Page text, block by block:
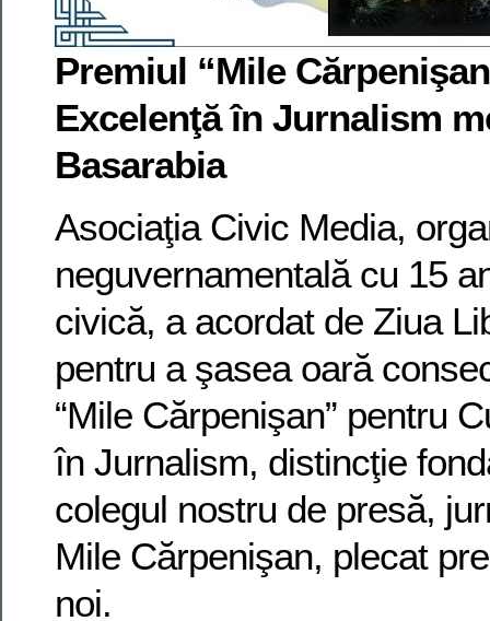
Premiul “Mile
Excelenţă în Jurnalism
Basarabia
Asociaţia Civic Media,
neguvernamentală cu 15
civică, a acordat de Ziua
pentru a şasea oară
“Mile Cărpenişan” pentru
în Jurnalism, distincţie
colegul nostru de presă,
Mile Cărpenişan, plecat
noi.